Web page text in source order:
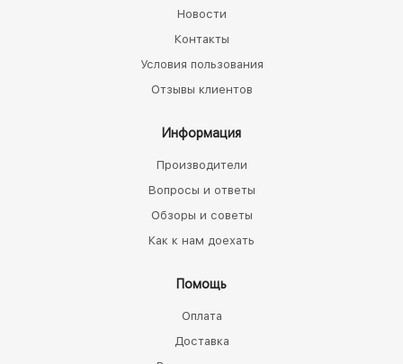
Новости
Контакты
Условия пользования
Отзывы клиентов
Информация
Производители
Вопросы и ответы
Обзоры и советы
Как к нам доехать
Помощь
Оплата
Доставка